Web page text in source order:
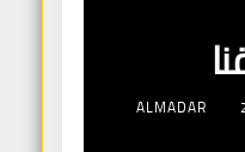
ALMADAR